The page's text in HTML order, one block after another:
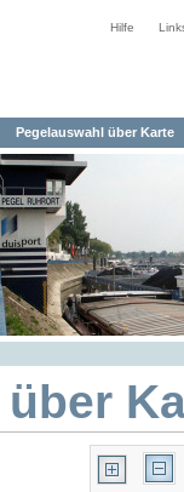
Hilfe
Pegelauswahl über Karte